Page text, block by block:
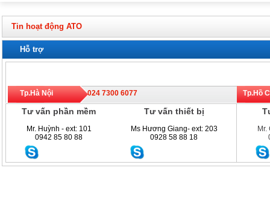
Tin hoạt động ATO
Hỗ trợ
Tp.Hà Nội 024 7300 6077 Tp.Hồ
Tư vấn phần mềm Tư vấn thiết bị
Mr. Huỳnh - ext: 101
0942 85 80 88
Ms Hương Giang- ext: 203
0928 58 88 18